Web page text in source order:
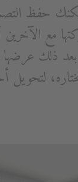
حفظ
مع الآخرين
بعد ذلك